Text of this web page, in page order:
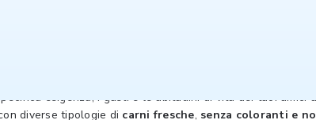
esigenza, i gusti e le abitudini di vita dei tuoi
diverse tipologie di carni fresche, senza coloranti e